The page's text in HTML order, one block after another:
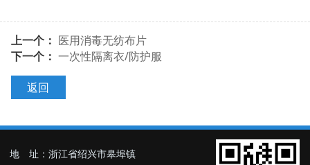
上一个： 医用消毒无纺布片
下一个： 一次性隔离衣/防护服
返回
地 址：浙江省绍兴市皋埠镇